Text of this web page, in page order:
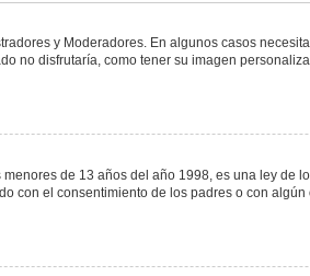
y Moderadores. En algunos casos
no disfrutaría, como tener su imagen
de 13 años del año 1998, es una ley
con el consentimiento de los padres o con